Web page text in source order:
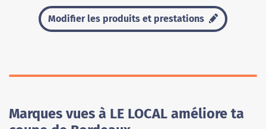
Modifier les produits et prestations
Marques vues à LE LOCAL améliore ta